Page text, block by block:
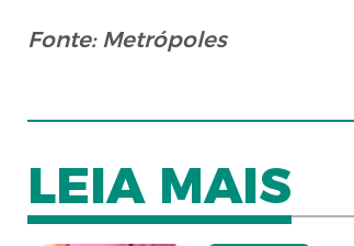
Fonte: Metrópoles
LEIA MAIS